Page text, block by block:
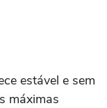
estável e sem
máximas